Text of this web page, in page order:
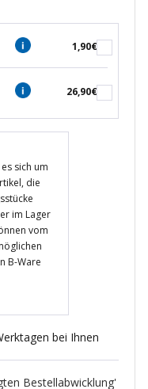
1,90€
26,90€
sich um
die
im Lager
vom
B-Ware
bei Ihnen
Bestellabwicklung'